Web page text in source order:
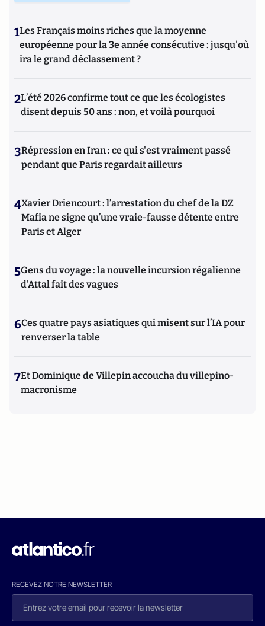
1Les Français moins riches que la moyenne
européenne pour la 3e année consécutive : jusqu'où
ira le grand déclassement ?
2L’été 2026 confirme tout ce que les écologistes
disent depuis 50 ans : non, et voilà pourquoi
3Répression en Iran : ce qui s'est vraiment passé
pendant que Paris regardait ailleurs
4Xavier Driencourt : l’arrestation du chef de la DZ
Mafia ne signe qu’une vraie-fausse détente entre
Paris et Alger
5Gens du voyage : la nouvelle incursion régalienne
d'Attal fait des vagues
6Ces quatre pays asiatiques qui misent sur l’IA pour
renverser la table
7Et Dominique de Villepin accoucha du villepino-
macronisme
RECEVEZ NOTRE NEWSLETTER